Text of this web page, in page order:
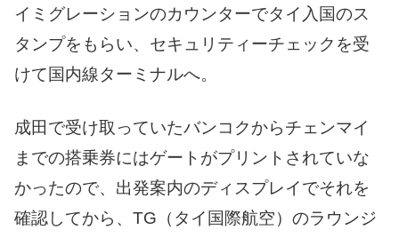
イミグレーションのカウンターでタイ入国のス
タンプをもらい、セキュリティーチェックを受
けて国内線ターミナルへ。
成田で受け取っていたバンコクからチェンマイ
までの搭乗券にはゲートがプリントされていな
かったので、出発案内のディスプレイでそれを
確認してから、TG（タイ国際航空）のラウンジ